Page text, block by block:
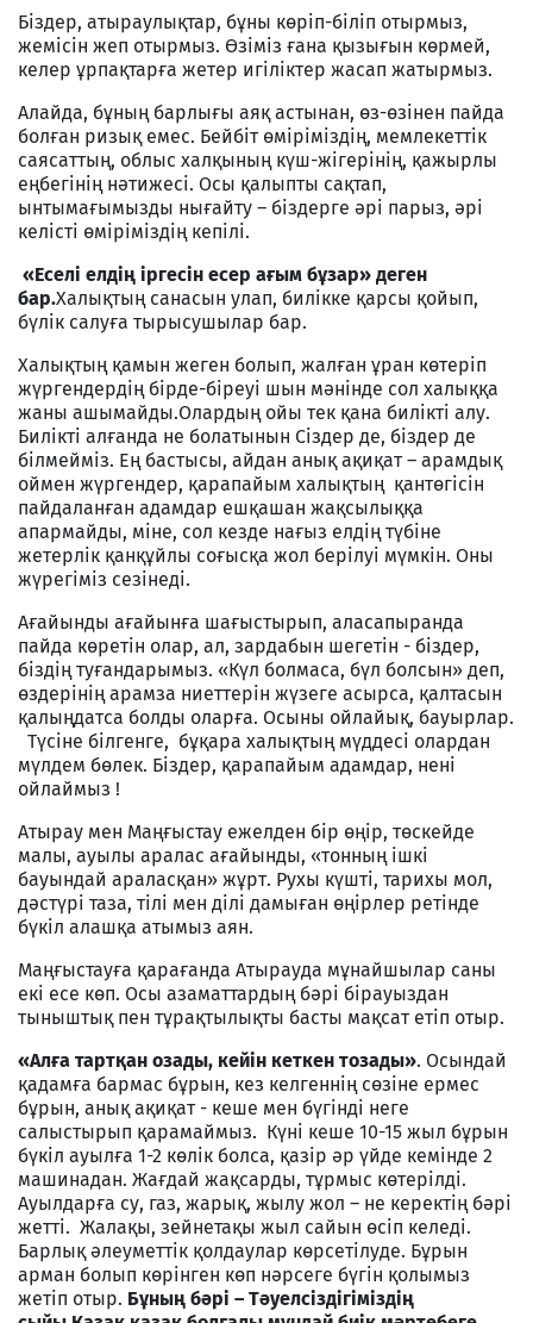
Біздер, атыраулықтар, бұны көріп-біліп отырмыз,
жемісін жеп отырмыз. Өзіміз ғана қызығын көрмей,
келер ұрпақтарға жетер игіліктер жасап жатырмыз.
Алайда, бұның барлығы аяқ астынан, өз-өзінен пайда
болған ризық емес. Бейбіт өміріміздің, мемлекеттік
саясаттың, облыс халқының күш-жігерінің, қажырлы
еңбегінің нәтижесі. Осы қалыпты сақтап,
ынтымағымызды нығайту – біздерге әрі парыз, әрі
келісті өміріміздің кепілі.
«Еселі елдің іргесін есер ағым бұзар» деген
бар.Халықтың санасын улап, билікке қарсы қойып,
бүлік салуға тырысушылар бар.
Халықтың қамын жеген болып, жалған ұран көтеріп
жүргендердің бірде-біреуі шын мәнінде сол халыққа
жаны ашымайды.Олардың ойы тек қана билікті алу.
Билікті алғанда не болатынын Сіздер де, біздер де
білмейміз. Ең бастысы, айдан анық ақиқат – арамдық
оймен жүргендер, қарапайым халықтың қантөгісін
пайдаланған адамдар ешқашан жақсылыққа
апармайды, міне, сол кезде нағыз елдің түбіне
жетерлік қанқұйлы соғысқа жол берілуі мүмкін. Оны
жүрегіміз сезінеді.
Ағайынды ағайынға шағыстырып, аласапыранда
пайда көретін олар, ал, зардабын шегетін - біздер,
біздің туғандарымыз. «Күл болмаса, бүл болсын» деп,
өздерінің арамза ниеттерін жүзеге асырса, қалтасын
қалыңдатса болды оларға. Осыны ойлайық, бауырлар.
Түсіне білгенге, бұқара халықтың мүддесі олардан
мүлдем бөлек. Біздер, қарапайым адамдар, нені
ойлаймыз !
Атырау мен Маңғыстау ежелден бір өңір, төскейде
малы, ауылы аралас ағайынды, «тонның ішкі
бауындай араласқан» жұрт. Рухы күшті, тарихы мол,
дәстүрі таза, тілі мен ділі дамыған өңірлер ретінде
бүкіл алашқа атымыз аян.
Маңғыстауға қарағанда Атырауда мұнайшылар саны
екі есе көп. Осы азаматтардың бәрі бірауыздан
тыныштық пен тұрақтылықты басты мақсат етіп отыр.
«Алға тартқан озады, кейін кеткен тозады». Осындай
қадамға бармас бұрын, кез келгеннің сөзіне ермес
бұрын, анық ақиқат - кеше мен бүгінді неге
салыстырып қарамаймыз. Күні кеше 10-15 жыл бұрын
бүкіл ауылға 1-2 көлік болса, қазір әр үйде кемінде 2
машинадан. Жағдай жақсарды, тұрмыс көтерілді.
Ауылдарға су, газ, жарық, жылу жол – не керектің бәрі
жетті. Жалақы, зейнетақы жыл сайын өсіп келеді.
Барлық әлеуметтік қолдаулар көрсетілуде. Бұрын
арман болып көрінген көп нәрсеге бүгін қолымыз
жетіп отыр. Бұның бәрі – Тәуелсіздігіміздің